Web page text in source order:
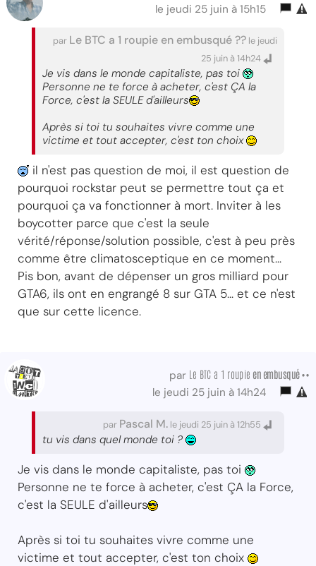
le jeudi 25 juin à 15h15
par Le BTC a 1 roupie en embusqué ?? le jeudi
25 juin à 14h24
Je vis dans le monde capitaliste, pas toi
Personne ne te force à acheter, c'est ÇA la
Force, c'est la SEULE d'ailleurs
Après si toi tu souhaites vivre comme une
victime et tout accepter, c'est ton choix
il n'est pas question de moi, il est question de
pourquoi rockstar peut se permettre tout ça et
pourquoi ça va fonctionner à mort. Inviter à les
boycotter parce que c'est la seule
vérité/réponse/solution possible, c'est à peu près
comme être climatosceptique en ce moment...
Pis bon, avant de dépenser un gros milliard pour
GTA6, ils ont en engrangé 8 sur GTA 5... et ce n'est
que sur cette licence.
par Le BTC a 1 roupie en embusqué ••
le jeudi 25 juin à 14h24
par Pascal M. le jeudi 25 juin à 12h55
tu vis dans quel monde toi ?
Je vis dans le monde capitaliste, pas toi
Personne ne te force à acheter, c'est ÇA la Force,
c'est la SEULE d'ailleurs
Après si toi tu souhaites vivre comme une
victime et tout accepter, c'est ton choix